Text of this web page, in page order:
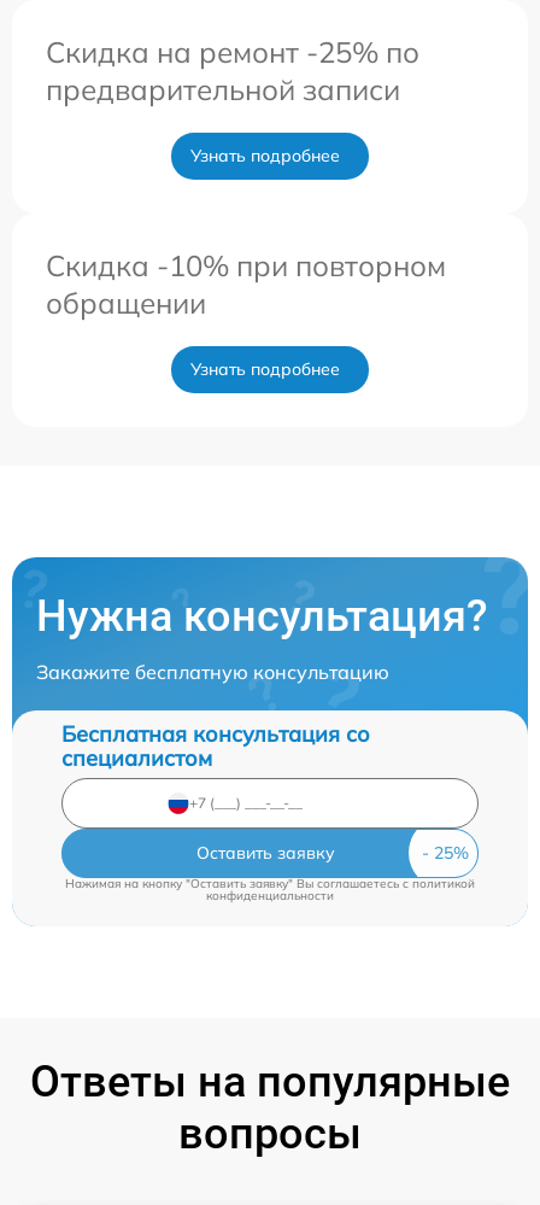
Скидка на ремонт -25% по
предварительной записи
Узнать подробнее
Скидка -10% при повторном
обращении
Узнать подробнее
Нужна консультация?
Закажите бесплатную консультацию
Бесплатная консультация со
специалистом
Оставить заявку
Нажимая на кнопку "Оставить заявку" Вы соглашаетесь cполитикой
конфиденциальности
Ответы на популярные
вопросы